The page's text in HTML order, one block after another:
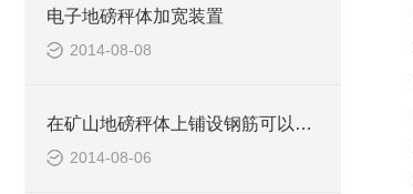
电子地磅秤体加宽装置
2014-08-08
在矿山地磅秤体上铺设钢筋可以防滑
2014-08-06